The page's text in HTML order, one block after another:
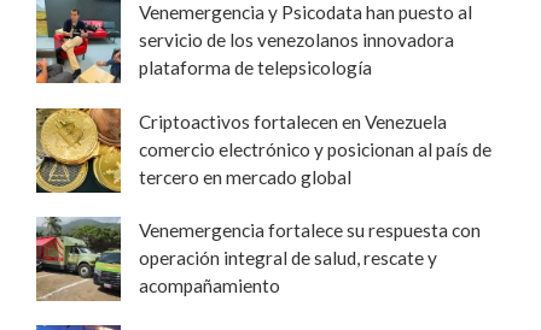
Venemergencia y Psicodata han puesto al
servicio de los venezolanos innovadora
plataforma de telepsicología
Criptoactivos fortalecen en Venezuela
comercio electrónico y posicionan al país de
tercero en mercado global
Venemergencia fortalece su respuesta con
operación integral de salud, rescate y
acompañamiento